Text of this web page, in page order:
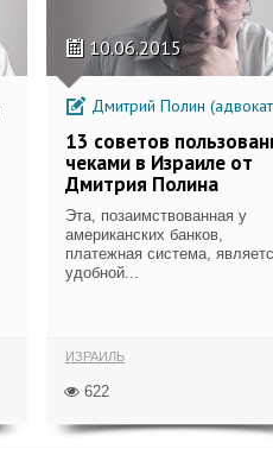
10.06.2015
Дмитрий Полин (адвокат-нотариус)
13 советов
чеками в Израиле от
Дмитрия Полина
Эта, позаимствованная у
американских банков,
платежная система,
удобной...
ИЗРАИЛЬ
622